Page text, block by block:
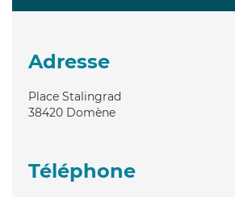
Adresse
Place Stalingrad
38420 Domène
Téléphone